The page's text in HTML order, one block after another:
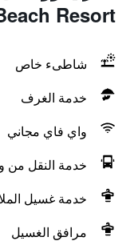
Resort
شاطىء خاص
خدمة الغرف
واي فاي مجاني
خدمة النقل من
خدمة غسيل
مرافق الغسيل